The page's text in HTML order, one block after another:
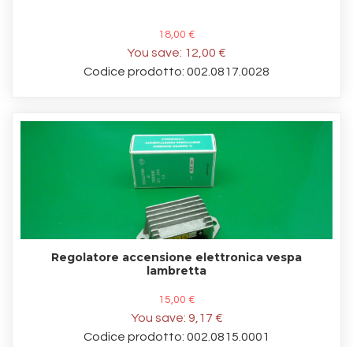
18,00 €
You save: 12,00 €
Codice prodotto: 002.0817.0028
Regolatore accensione elettronica vespa
lambretta
15,00 €
You save: 9,17 €
Codice prodotto: 002.0815.0001